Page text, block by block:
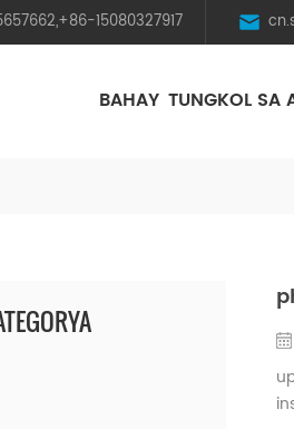
15080327917
BAHAY TUNGKOL SA